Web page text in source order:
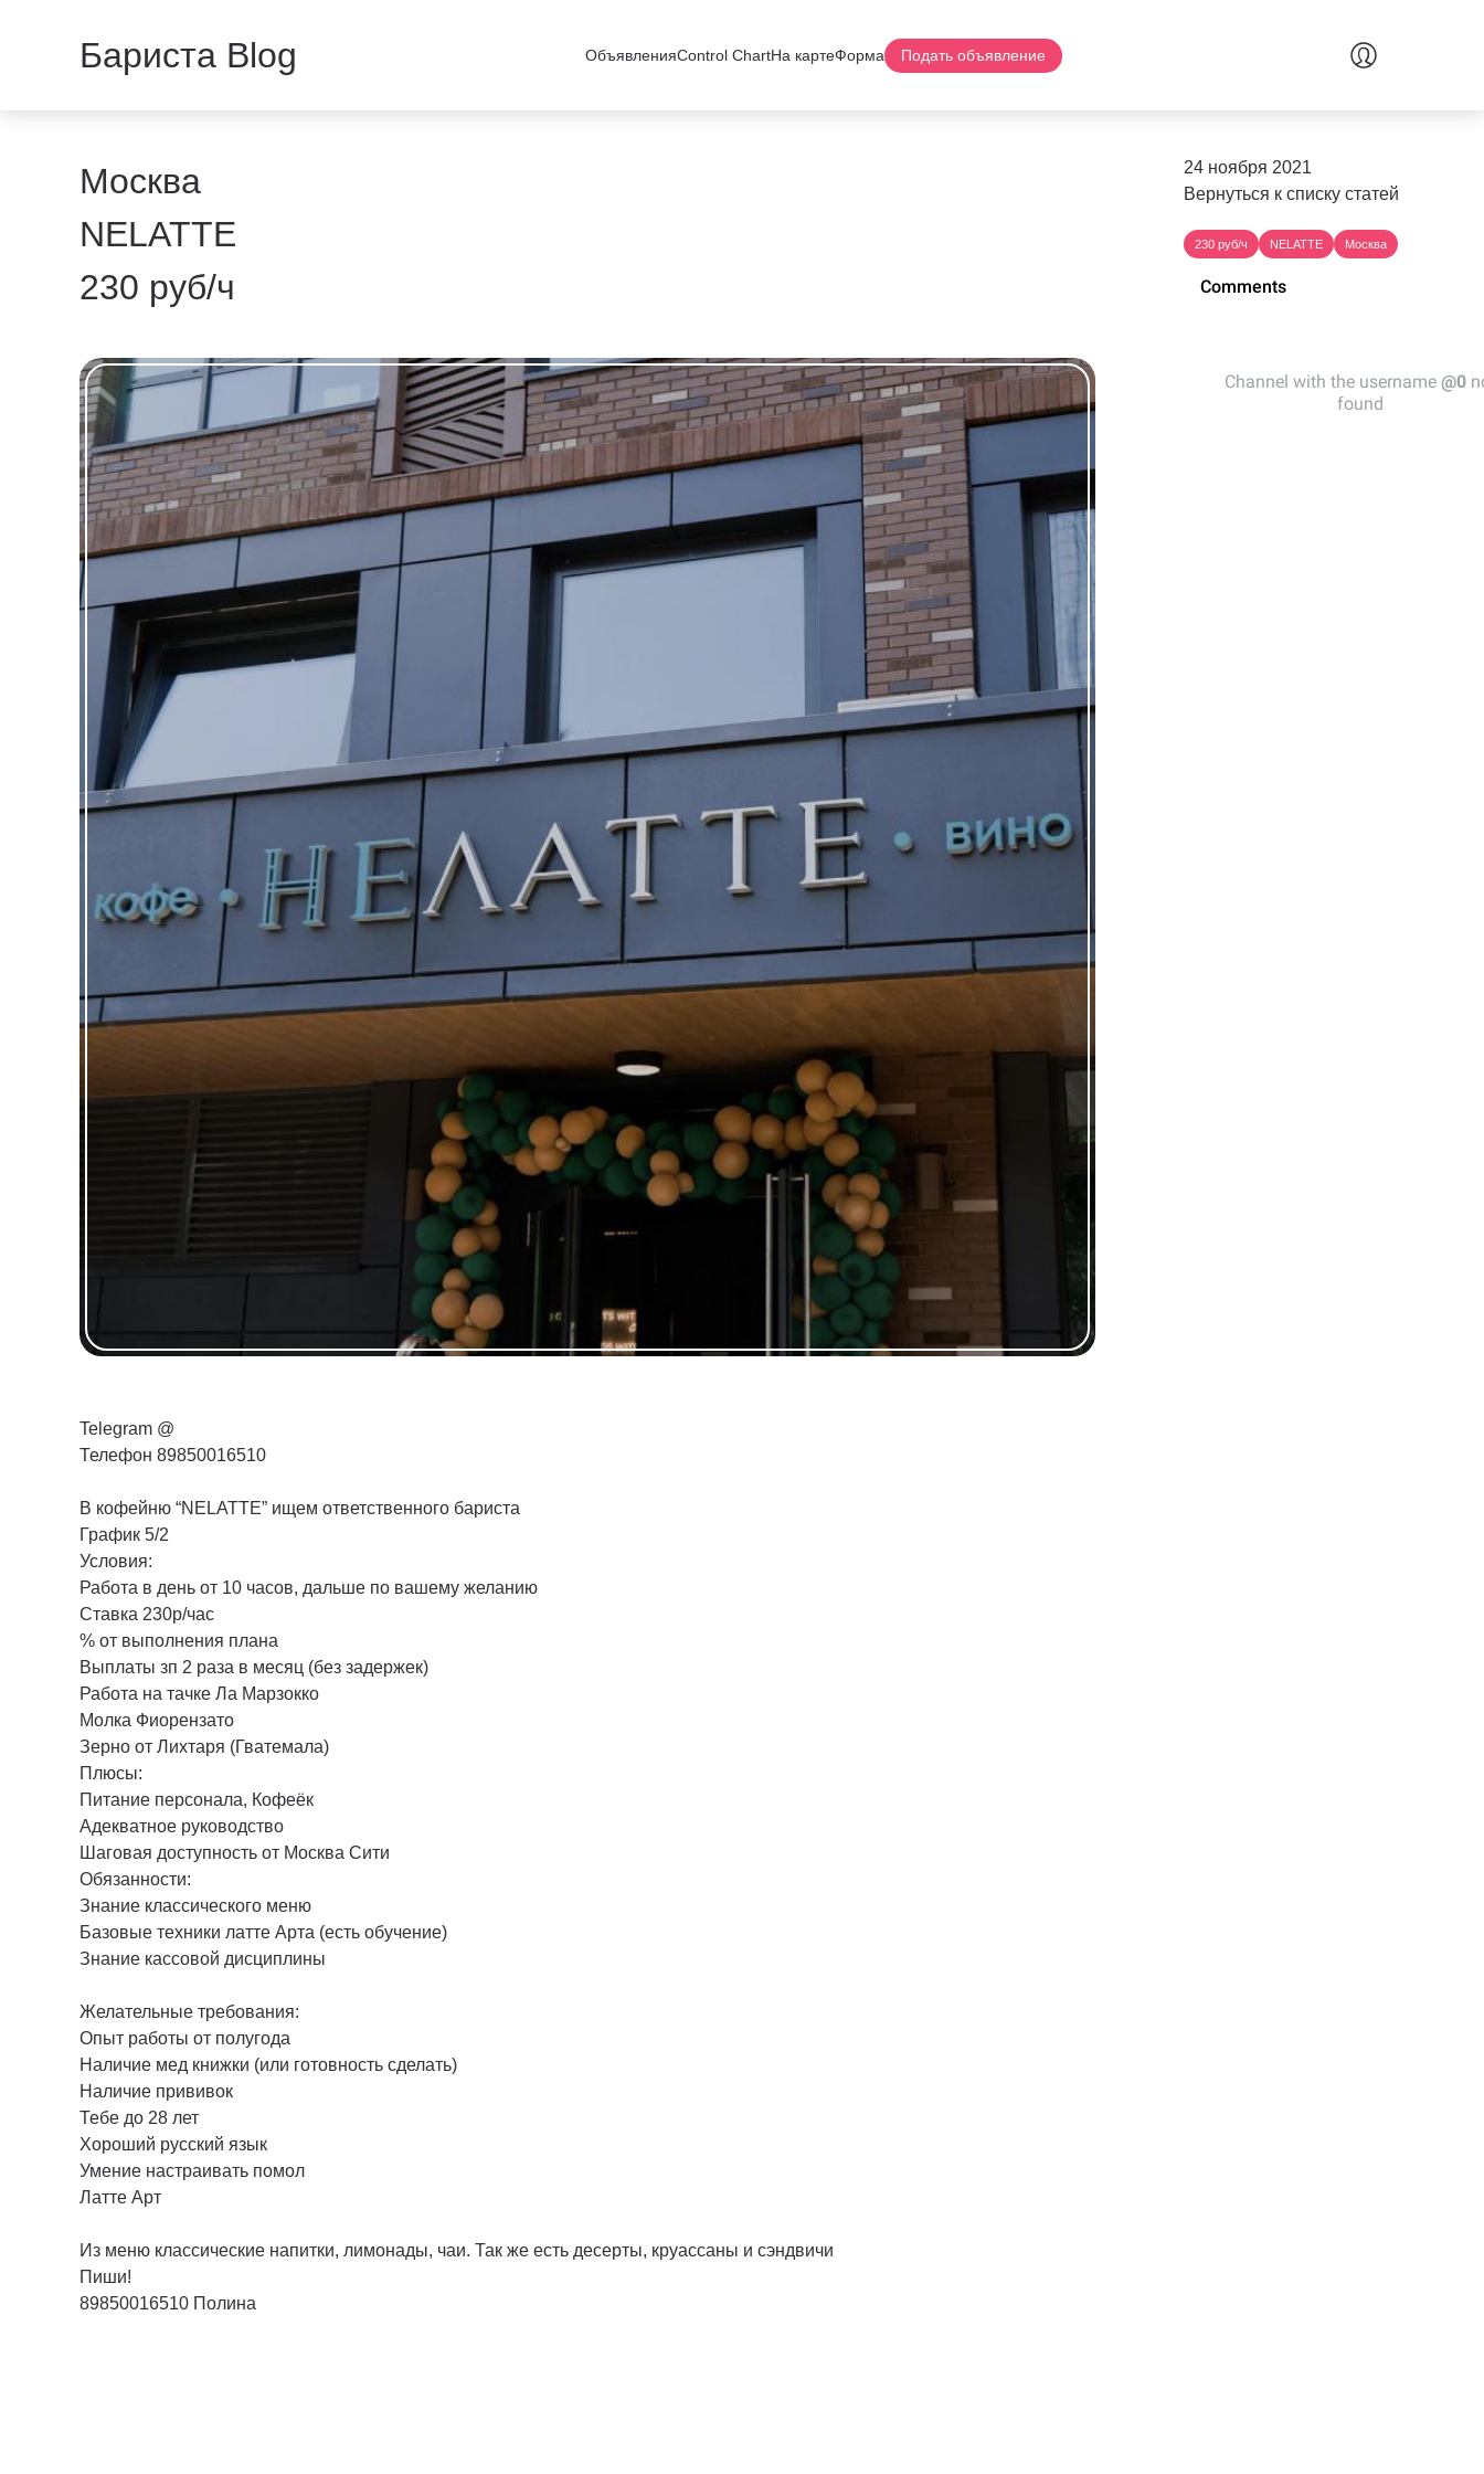
Бариста Blog ОбъявленияControl ChartНа картеФорма Подать объявление
Москва
NELATTE
230 руб/ч
Telegram @
Телефон 89850016510
В кофейню “NELATTE” ищем ответственного бариста
График 5/2
Условия:
Работа в день от 10 часов, дальше по вашему желанию
Ставка 230р/час
% от выполнения плана
Выплаты зп 2 раза в месяц (без задержек)
Работа на тачке Ла Марзокко
Молка Фиорензато
Зерно от Лихтаря (Гватемала)
Плюсы:
Питание персонала, Кофеёк
Адекватное руководство
Шаговая доступность от Москва Сити
Обязанности:
Знание классического меню
Базовые техники латте Арта (есть обучение)
Знание кассовой дисциплины
Желательные требования:
Опыт работы от полугода
Наличие мед книжки (или готовность сделать)
Наличие прививок
Тебе до 28 лет
Хороший русский язык
Умение настраивать помол
Латте Арт
Из меню классические напитки, лимонады, чаи. Так же есть десерты, круассаны и сэндвичи
Пиши!
89850016510 Полина
24 ноября 2021
Вернуться к списку статей
230 руб/ч NELATTE Москва